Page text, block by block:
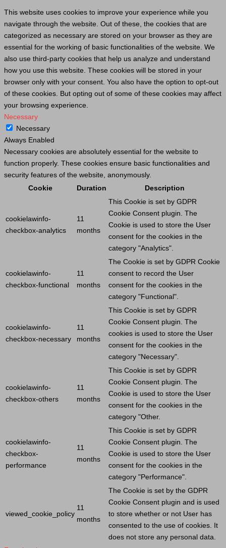
This website uses cookies to improve your experience while you
navigate through the website. Out of these, the cookies that are
categorized as necessary are stored on your browser as they are
essential for the working of basic functionalities of the website. We
also use third-party cookies that help us analyze and understand
how you use this website. These cookies will be stored in your
browser only with your consent. You also have the option to opt-out
of these cookies. But opting out of some of these cookies may affect
your browsing experience.
Necessary
Necessary
Always Enabled
Necessary cookies are absolutely essential for the website to
function properly. These cookies ensure basic functionalities and
security features of the website, anonymously.
Cookie
Duration Description
cookielawinfo-
checkbox-analytics
11
months
This Cookie is set by GDPR
Cookie Consent plugin. The
Cookie is used to store the User
consent for the cookies in the
category "Analytics".
cookielawinfo-
checkbox-functional
11
months
The Cookie is set by GDPR Cookie
consent to record the User
consent for the cookies in the
category "Functional".
cookielawinfo-
checkbox-necessary
11
months
This Cookie is set by GDPR
Cookie Consent plugin. The
cookies is used to store the User
consent for the cookies in the
category "Necessary".
cookielawinfo-
checkbox-others
11
months
This Cookie is set by GDPR
Cookie Consent plugin. The
Cookie is used to store the User
consent for the cookies in the
category "Other.
cookielawinfo-
checkbox-
performance
11
months
This Cookie is set by GDPR
Cookie Consent plugin. The
Cookie is used to store the User
consent for the cookies in the
category "Performance".
viewed_cookie_policy
11
months
The Cookie is set by the GDPR
Cookie Consent plugin and is used
to store whether or not User has
consented to the use of cookies. It
does not store any personal data.